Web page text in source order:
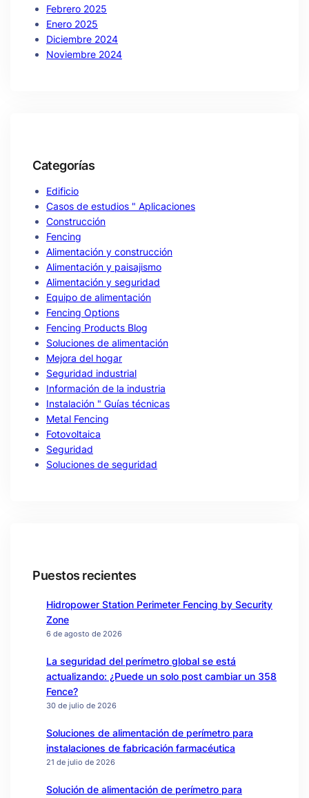
Febrero 2025
Enero 2025
Diciembre 2024
Noviembre 2024
Categorías
Edificio
Casos de estudios " Aplicaciones
Construcción
Fencing
Alimentación y construcción
Alimentación y paisajismo
Alimentación y seguridad
Equipo de alimentación
Fencing Options
Fencing Products Blog
Soluciones de alimentación
Mejora del hogar
Seguridad industrial
Información de la industria
Instalación " Guías técnicas
Metal Fencing
Fotovoltaica
Seguridad
Soluciones de seguridad
Puestos recientes
Hidropower Station Perimeter Fencing by Security
Zone
6 de agosto de 2026
La seguridad del perímetro global se está
actualizando: ¿Puede un solo post cambiar un 358
Fence?
30 de julio de 2026
Soluciones de alimentación de perímetro para
instalaciones de fabricación farmacéutica
21 de julio de 2026
Solución de alimentación de perímetro para